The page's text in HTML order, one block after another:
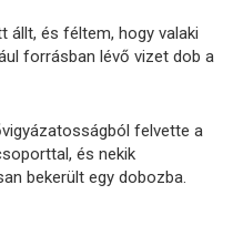
állt, és féltem, hogy valaki
forrásban lévő vizet dob ​​a
felvette a
és nekik
bekerült egy dobozba.